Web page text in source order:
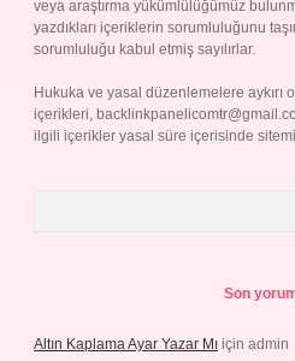
veya araştırma yükümlülüğümüz
yazdıkları içeriklerin sorumluluğunu
sorumluluğu kabul etmiş sayılırlar.
Hukuka ve yasal düzenlemelere
içerikleri,
ilgili içerikler yasal süre içerisinde
Son
Altın Kaplama Ayar Yazar Mı için admin